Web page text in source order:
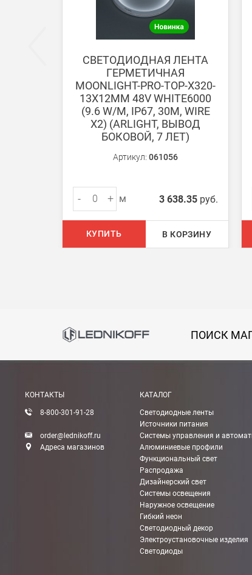
После получения оплаты счета с Вами
Доставка:
Самовывоз
Вы можете самостоятельно забрать заказ
В Москве (внутри МКАД)
При заказе менее 7000 руб. стоимость
В Москве и МО (за МКАД)
При заказе менее 7000 руб. стоимость
Мы можем доставить ваши заказы
Транспортные компании
Мы можем отправить ваш заказ
Доставка до ТК от 7000 руб. БЕСПЛАТНО.
При заказе менее 7000 руб. стоимость
Стоимость доставки ТК до Вашего
оплате и доставке
СВЕТОДИОДНАЯ ЛЕНТА
ГЕРМЕТИЧНАЯ
MOONLIGHT-PRO-TOP-X320-
13X12MM 48V WHITE6000
(9.6 W/M, IP67, 30M, WIRE
X2) (ARLIGHT, ВЫВОД
БОКОВОЙ, 7 ЛЕТ)
Артикул: 061056
- + м 3 638.35 руб.
КУПИТЬ В КОРЗИНУ
ПОИСК
КОНТАКТЫ
8-800-301-91-28
order@lednikoff.ru
Адреса магазинов
КАТАЛОГ
Светодиодные ленты
Источники питания
Системы управления и
Алюминиевые профили
Функциональный свет
Распродажа
Дизайнерский свет
Системы освещения
Наружное освещение
Гибкий неон
Светодиодный декор
Электроустановочные изделия
Светодиоды